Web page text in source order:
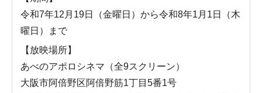
令和7年12月19日（金曜日）から令和8年1月1日（木
曜日）まで
【放映場所】
あべのアポロシネマ（全9スクリーン）
大阪市阿倍野区阿倍野筋1丁目5番1号